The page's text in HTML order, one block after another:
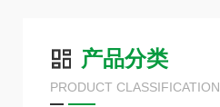
产品分类
PRODUCT CLASSIFICATION